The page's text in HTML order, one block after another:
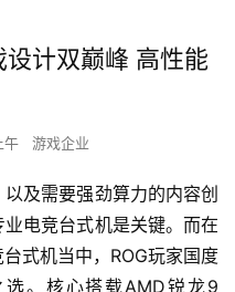
计双巅峰 高性能
午 游戏企业
及需要强劲算力的内容创
电竞台式机是关键。而在
式机当中，ROG玩家国度
。核心搭载AMD锐龙9